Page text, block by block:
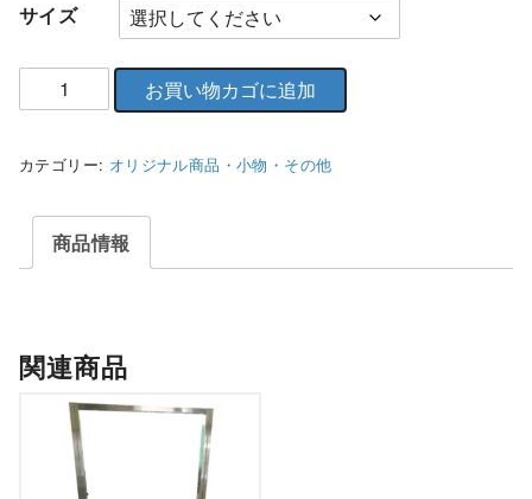
サイズ
ラ
ヤ
ー
ス
ト
お買い物カゴに追加
カテゴリー: オリジナル商品・小物・その他
商品情報
関連商品